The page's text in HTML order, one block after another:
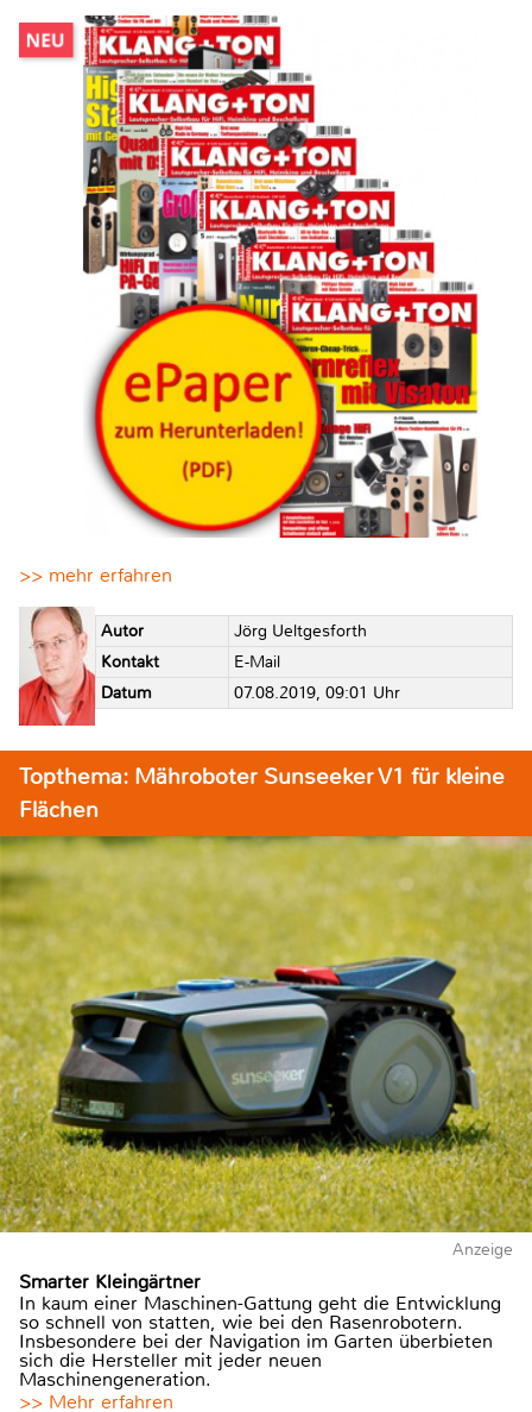
>> mehr erfahren
Autor
Jörg Ueltgesforth
Kontakt
E-Mail
Datum
07.08.2019, 09:01 Uhr
Topthema: Mähroboter Sunseeker V1 für kleine
Flächen
Anzeige
Smarter Kleingärtner
In kaum einer Maschinen-Gattung geht die Entwicklung
so schnell von statten, wie bei den Rasenrobotern.
Insbesondere bei der Navigation im Garten überbieten
sich die Hersteller mit jeder neuen
Maschinengeneration.
>> Mehr erfahren